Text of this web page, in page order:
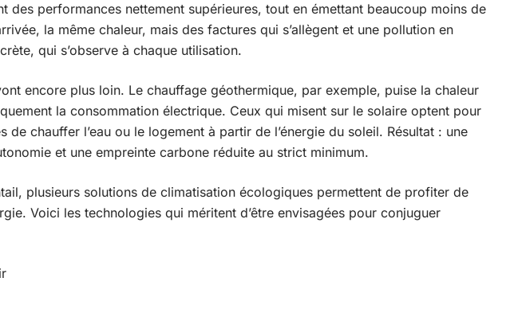
des performances nettement supérieures, tout en émettant beaucoup moins de
la même chaleur, mais des factures qui s’allègent et une pollution en
qui s’observe à chaque utilisation.
encore plus loin. Le chauffage géothermique, par exemple, puise la chaleur
la consommation électrique. Ceux qui misent sur le solaire optent pour
de chauffer l’eau ou le logement à partir de l’énergie du soleil. Résultat : une
et une empreinte carbone réduite au strict minimum.
plusieurs solutions de climatisation écologiques permettent de profiter de
Voici les technologies qui méritent d’être envisagées pour conjuguer